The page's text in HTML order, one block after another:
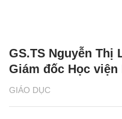
GIÁO DỤC
GS.TS Nguyễn
Giám đốc Học viện